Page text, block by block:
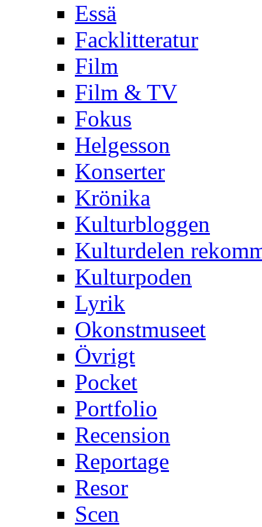
Essä
Facklitteratur
Film
Film & TV
Fokus
Helgesson
Konserter
Krönika
Kulturbloggen
Kulturdelen
Kulturpoden
Lyrik
Okonstmuseet
Övrigt
Pocket
Portfolio
Recension
Reportage
Resor
Scen